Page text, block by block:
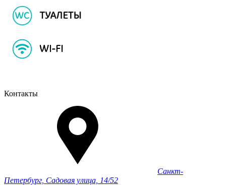
Контакты
Санкт-
Петербург, Садовая улица, 14/52